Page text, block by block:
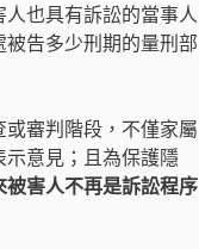
也具有訴訟的當事人
告多少刑期的量刑部
審判階段，不僅家屬
示意見；且為保護隱
被害人不再是訴訟程序